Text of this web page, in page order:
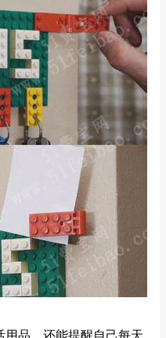
品，还能提醒自己每天